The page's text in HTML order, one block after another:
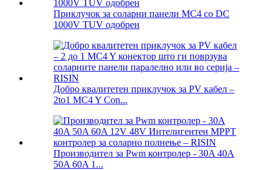
Приклучок за соларни панели MC4 со DC
1000V TUV одобрен
Добро квалитетен приклучок за PV кабел –
2to1 MC4 Y Con...
Производител за Pwm контролер - 30A 40A
50A 60A 1...